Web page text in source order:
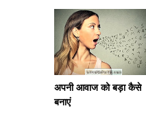
तक उपवास, अत्यधिक
प्रशिक्षण या अनिद्रा। ऐसा क
अपनी आवाज को बड़ा कैसे
बनाएं